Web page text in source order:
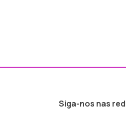
Siga-nos nas